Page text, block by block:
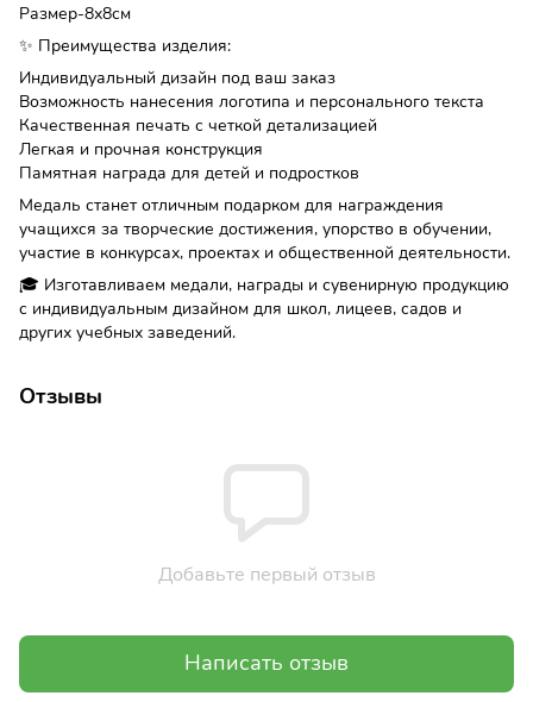
Размер-8х8см
✨ Преимущества изделия:
Индивидуальный дизайн под ваш заказ
Возможность нанесения логотипа и персонального текста
Качественная печать с четкой детализацией
Легкая и прочная конструкция
Памятная награда для детей и подростков
Медаль станет отличным подарком для награждения
учащихся за творческие достижения, упорство в обучении,
участие в конкурсах, проектах и ​​общественной деятельности.
🎓 Изготавливаем медали, награды и сувенирную продукцию
с индивидуальным дизайном для школ, лицеев, садов и
других учебных заведений.
Отзывы
Добавьте первый отзыв
Написать отзыв